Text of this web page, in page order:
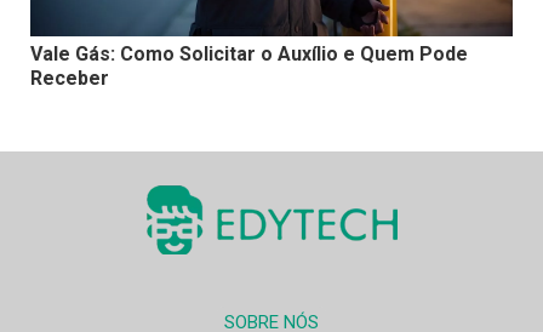
Vale Gás: Como Solicitar o Auxílio e Quem Pode
Receber
SOBRE NÓS